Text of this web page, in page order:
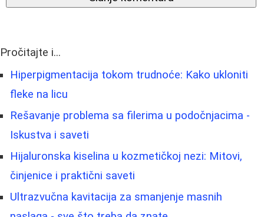
Pročitajte i...
Hiperpigmentacija tokom trudnoće: Kako ukloniti
fleke na licu
Rešavanje problema sa filerima u podočnjacima -
Iskustva i saveti
Hijaluronska kiselina u kozmetičkoj nezi: Mitovi,
činjenice i praktični saveti
Ultrazvučna kavitacija za smanjenje masnih